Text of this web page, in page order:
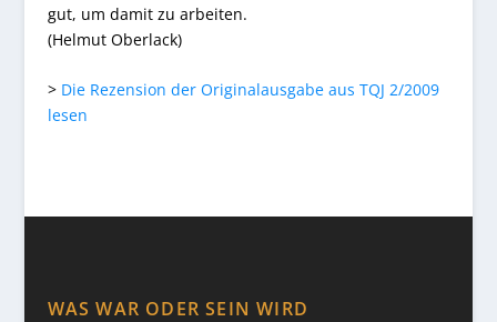
gut, um damit zu arbeiten.
(Helmut Oberlack)
> Die Rezension der Originalausgabe aus TQJ 2/2009
lesen
WAS WAR ODER SEIN WIRD